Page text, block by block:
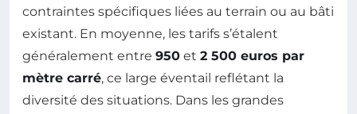
contraintes spécifiques liées au terrain ou au bâti
existant. En moyenne, les tarifs s’étalent
généralement entre 950 et 2 500 euros par
mètre carré, ce large éventail reflétant la
diversité des situations. Dans les grandes